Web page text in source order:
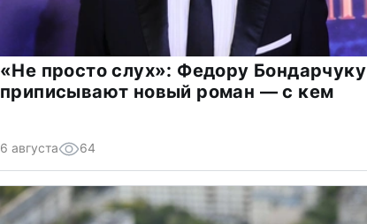
«Не просто слух»: Федору Бондарчуку
приписывают новый роман — с кем
6 августа 64